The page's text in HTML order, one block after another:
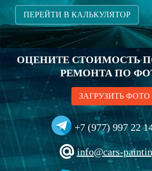
ПЕРЕЙТИ В КАЛЬКУЛЯТОР
ОЦЕНИТЕ СТОИМОСТЬ
РЕМОНТА ПО
ЗАГРУЗИТЬ ФОТО
+7 (977) 997 22
info@cars-